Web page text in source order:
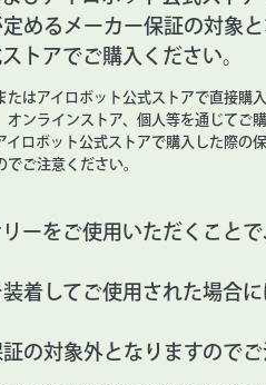
めるメーカー保証の対象
トアでご購入ください。
はアイロボット公式ストアで直接購
オンラインストア、個人等を通じてご
イロボット公式ストアで購入した際の
ご注意ください。
ーをご使用いただくこと
着してご使用された場合
の対象外となりますのでご